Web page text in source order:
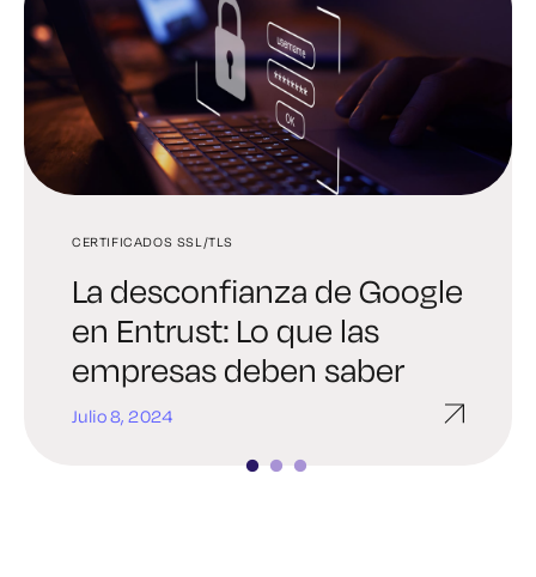
CERTIFICADOS SSL/TLS
La desconfianza de Google
en Entrust: Lo que las
empresas deben saber
Julio 8, 2024
GESTIÓN DE CERTIFICADOS
La forma menos
estresante de arreglar un
certificado caducado SSL
Junio 20, 2024
GESTIÓN DE CERTIFICADOS
Cómo renovar y
automatizar certificados
SSL
Junio 13, 2024